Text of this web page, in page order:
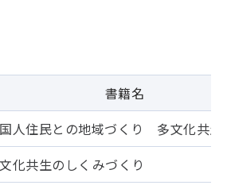
書籍名
人住民との地域づくり 多文化共生
化共生のしくみづくり